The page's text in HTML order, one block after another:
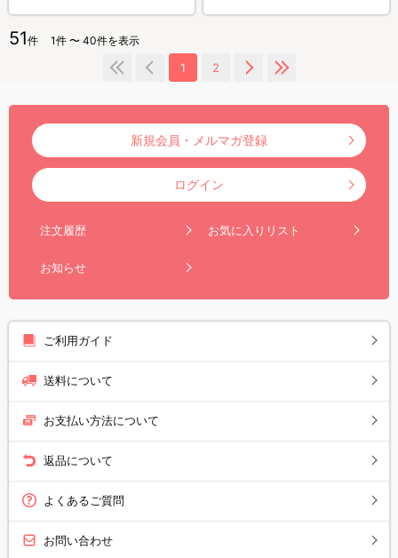
51件 1件 〜 40件を表示
1 2
新規会員・メルマガ登録
ログイン
注文履歴 お気に入りリスト
お知らせ
ご利用ガイド
送料について
お支払い方法について
返品について
よくあるご質問
お問い合わせ